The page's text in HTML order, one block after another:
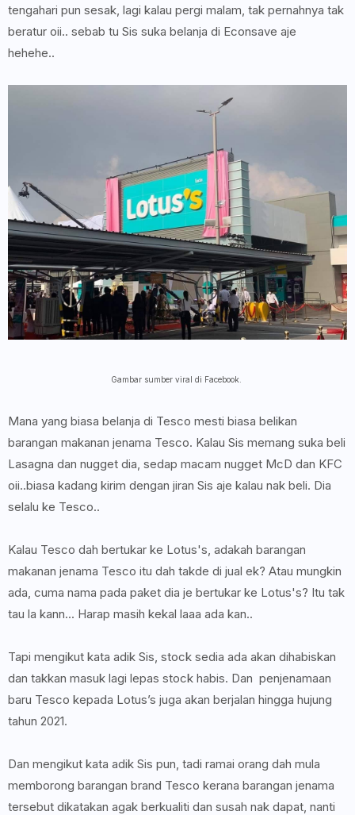
tengahari pun sesak, lagi kalau pergi malam, tak pernahnya tak
beratur oii.. sebab tu Sis suka belanja di Econsave aje
hehehe..
Gambar sumber viral di Facebook.
Mana yang biasa belanja di Tesco mesti biasa belikan
barangan makanan jenama Tesco. Kalau Sis memang suka beli
Lasagna dan nugget dia, sedap macam nugget McD dan KFC
oii..biasa kadang kirim dengan jiran Sis aje kalau nak beli. Dia
selalu ke Tesco..
Kalau Tesco dah bertukar ke Lotus's, adakah barangan
makanan jenama Tesco itu dah takde di jual ek? Atau mungkin
ada, cuma nama pada paket dia je bertukar ke Lotus's? Itu tak
tau la kann... Harap masih kekal laaa ada kan..
Tapi mengikut kata adik Sis, stock sedia ada akan dihabiskan
dan takkan masuk lagi lepas stock habis. Dan penjenamaan
baru Tesco kepada Lotus’s juga akan berjalan hingga hujung
tahun 2021.
Dan mengikut kata adik Sis pun, tadi ramai orang dah mula
memborong barangan brand Tesco kerana barangan jenama
tersebut dikatakan agak berkualiti dan susah nak dapat, nanti